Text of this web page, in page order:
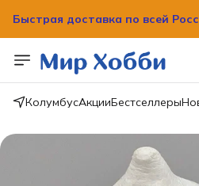
Быстрая доставка по всей
Быстрая доставка по всей
вашим домом!
КолумбусАкцииБестселлеры